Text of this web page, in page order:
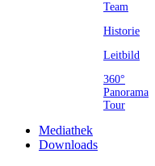
Team
Historie
Leitbild
360°
Panorama
Tour
Mediathek
Downloads